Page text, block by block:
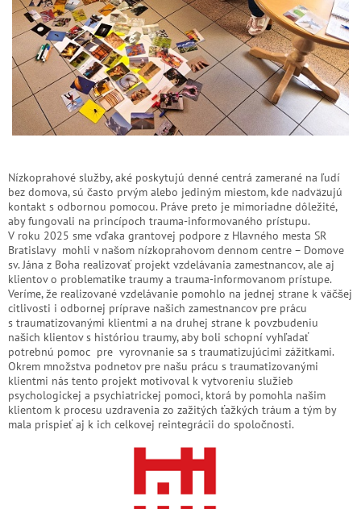
Nízkoprahové služby, aké poskytujú denné centrá zamerané na ľudí
bez domova, sú často prvým alebo jediným miestom, kde nadväzujú
kontakt s odbornou pomocou. Práve preto je mimoriadne dôležité,
aby fungovali na princípoch trauma-informovaného prístupu.
V roku 2025 sme vďaka grantovej podpore z Hlavného mesta SR
Bratislavy mohli v našom nízkoprahovom dennom centre – Domove
sv. Jána z Boha realizovať projekt vzdelávania zamestnancov, ale aj
klientov o problematike traumy a trauma-informovanom prístupe.
Veríme, že realizované vzdelávanie pomohlo na jednej strane k väčšej
citlivosti i odbornej príprave našich zamestnancov pre prácu
s traumatizovanými klientmi a na druhej strane k povzbudeniu
našich klientov s históriou traumy, aby boli schopní vyhľadať
potrebnú pomoc pre vyrovnanie sa s traumatizujúcimi zážitkami.
Okrem množstva podnetov pre našu prácu s traumatizovanými
klientmi nás tento projekt motivoval k vytvoreniu služieb
psychologickej a psychiatrickej pomoci, ktorá by pomohla našim
klientom k procesu uzdravenia zo zažitých ťažkých tráum a tým by
mala prispieť aj k ich celkovej reintegrácii do spoločnosti.